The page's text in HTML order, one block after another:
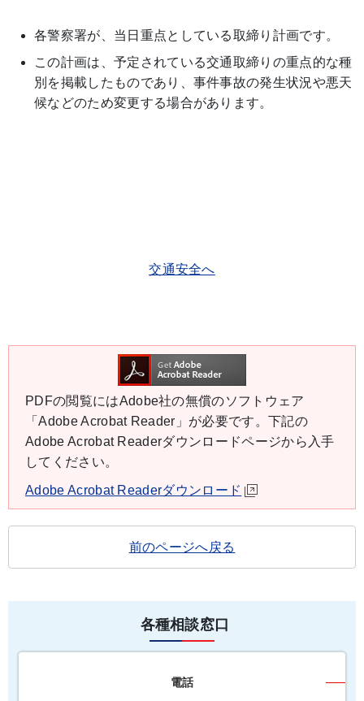
各警察署が、当日重点としている取締り計画です。
この計画は、予定されている交通取締りの重点的な種
別を掲載したものであり、事件事故の発生状況や悪天
候などのため変更する場合があります。
交通安全へ
PDFの閲覧にはAdobe社の無償のソフトウェア
「Adobe Acrobat Reader」が必要です。下記の
Adobe Acrobat Readerダウンロードページから入手
してください。
Adobe Acrobat Readerダウンロード
前のページへ戻る
各種相談窓口
電話